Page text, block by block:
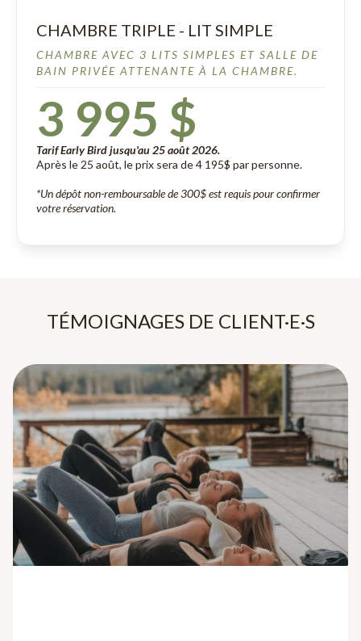
CHAMBRE TRIPLE - LIT SIMPLE
CHAMBRE AVEC 3 LITS SIMPLES ET SALLE DE
BAIN PRIVÉE ATTENANTE À LA CHAMBRE.
3 995 $
Tarif Early Bird jusqu'au 25 août 2026.
Après le 25 août, le prix sera de 4 195$ par personne.
*Un dépôt non-remboursable de 300$ est requis pour confirmer
votre réservation.
TÉMOIGNAGES DE CLIENT·E·S